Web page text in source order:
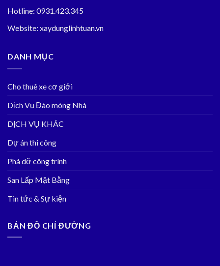
Hotline: 0931.423.345
Website: xaydunglinhtuan.vn
DANH MỤC
Cho thuê xe cơ giới
Dịch Vụ Đào móng Nhà
DỊCH VỤ KHÁC
Dự án thi công
Phá dỡ công trình
San Lấp Mặt Bằng
Tin tức & Sự kiện
BẢN ĐỒ CHỈ ĐƯỜNG